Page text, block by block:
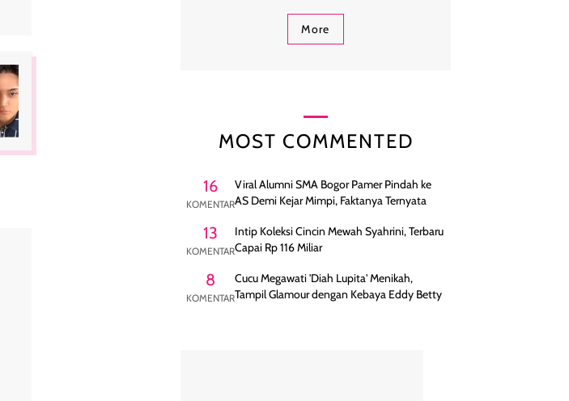
More
MOST COMMENTED
16
KOMENTAR
Viral Alumni SMA Bogor Pamer Pindah ke
AS Demi Kejar Mimpi, Faktanya Ternyata
13
KOMENTAR
Intip Koleksi Cincin Mewah Syahrini, Terbaru
Capai Rp 116 Miliar
8
KOMENTAR
Cucu Megawati 'Diah Lupita' Menikah,
Tampil Glamour dengan Kebaya Eddy Betty